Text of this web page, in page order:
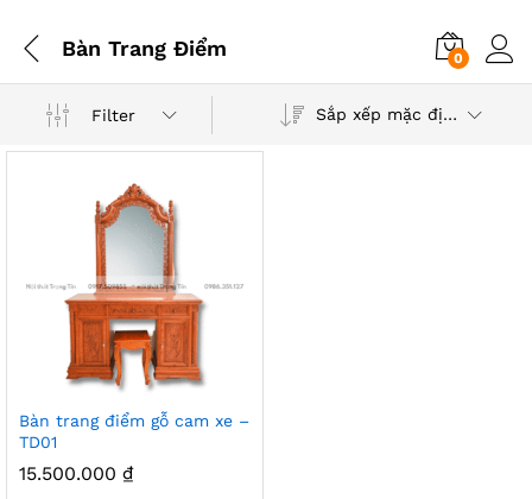
Bàn Trang Điểm 0
Filter Sắp xếp mặc định
Bàn trang điểm gỗ cam xe –
TD01
15.500.000 ₫